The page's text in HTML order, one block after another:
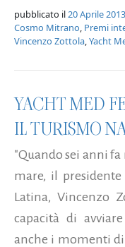
pubblicato il20 Aprile 2013
Cosmo Mitrano, Premi
Vincenzo Zottola,Yacht
YACHT MED
IL TURISMO
"Quando sei anni
mare, il
Latina, Vincenzo
capacità di
anche i momenti di